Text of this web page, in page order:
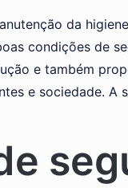
da
condições de
e também
e sociedade.